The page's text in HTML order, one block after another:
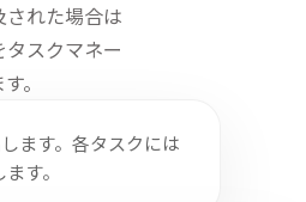
れた場合は
スクマネー
。
ます。各タスクには
す。